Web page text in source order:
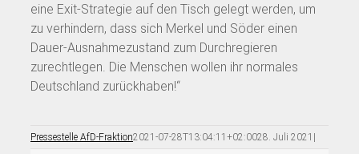
eine Exit-Strategie auf den Tisch gelegt werden, um
zu verhindern, dass sich Merkel und Söder einen
Dauer-Ausnahmezustand zum Durchregieren
zurechtlegen. Die Menschen wollen ihr normales
Deutschland zurückhaben!“
Pressestelle AfD-Fraktion2021-07-28T13:04:11+02:0028. Juli 2021 |